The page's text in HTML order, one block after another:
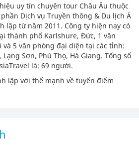
uy tín chuyên tour Châu Âu thuộc
Dịch vụ Truyền thông & Du lịch Á
lập từ năm 2011. Công ty hiện nay có
thành phố Karlshure, Đức, 1 văn
5 văn phòng đại diện tại các tỉnh:
Sơn, Phú Thọ, Hà Giang. Tổng số
là: 69 người.
lập với thế mạnh về tuyến điểm